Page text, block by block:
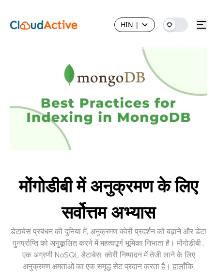
HIN |
मोंगोडीबी में अनुक्रमण के लिए
सर्वोत्तम अभ्यास
डेटाबेस प्रबंधन की दुनिया में, अनुक्रमण क्वेरी प्रदर्शन को बढ़ाने और डेटा
पुनर्प्राप्ति को अनुकूलित करने में महत्वपूर्ण भूमिका निभाता है। मोंगोडीबी ,
एक अग्रणी NoSQL डेटाबेस, क्वेरी निष्पादन में तेजी लाने के लिए
अनुक्रमण क्षमताओं का एक समृद्ध सेट प्रदान करता है। हालाँकि,